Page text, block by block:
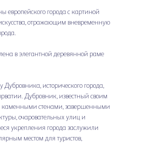
европейского города с картиной
отражающим вневременную
в элегантной деревянной раме
исторического города,
Дубровник, известный своим
стенами, завершенными
очаровательных улиц и
укрепления города заслужили
местом для туристов,